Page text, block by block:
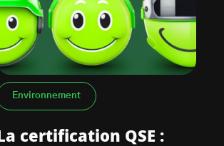
Environnement
La certification QSE :